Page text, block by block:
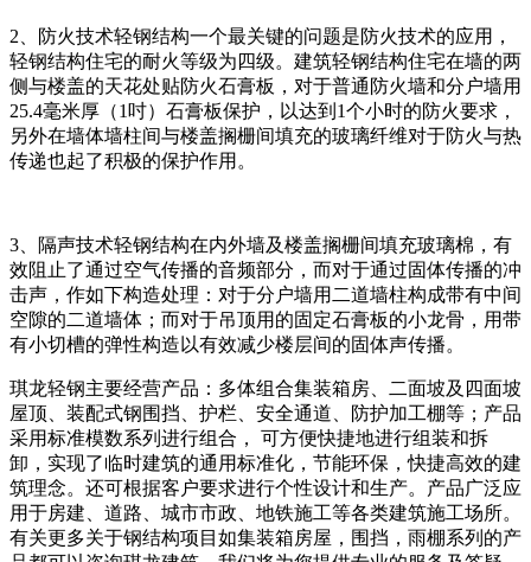
2、防火技术轻钢结构一个最关键的问题是防火技术的应用，
轻钢结构住宅的耐火等级为四级。建筑轻钢结构住宅在墙的两
侧与楼盖的天花处贴防火石膏板，对于普通防火墙和分户墙用
25.4毫米厚（1吋）石膏板保护，以达到1个小时的防火要求，
另外在墙体墙柱间与楼盖搁栅间填充的玻璃纤维对于防火与热
传递也起了积极的保护作用。
3、隔声技术轻钢结构在内外墙及楼盖搁栅间填充玻璃棉，有
效阻止了通过空气传播的音频部分，而对于通过固体传播的冲
击声，作如下构造处理：对于分户墙用二道墙柱构成带有中间
空隙的二道墙体；而对于吊顶用的固定石膏板的小龙骨，用带
有小切槽的弹性构造以有效减少楼层间的固体声传播。
琪龙轻钢主要经营产品：多体组合集装箱房、二面坡及四面坡
屋顶、装配式钢围挡、护栏、安全通道、防护加工棚等；产品
采用标准模数系列进行组合， 可方便快捷地进行组装和拆
卸，实现了临时建筑的通用标准化，节能环保，快捷高效的建
筑理念。还可根据客户要求进行个性设计和生产。产品广泛应
用于房建、道路、城市市政、地铁施工等各类建筑施工场所。
有关更多关于钢结构项目如集装箱房屋，围挡，雨棚系列的产